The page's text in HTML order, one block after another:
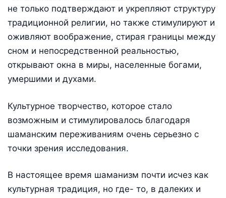
не только подтверждают и укрепляют структуру
традиционной религии, но также стимулируют и
оживляют воображение, стирая границы между
сном и непосредственной реальностью,
открывают окна в миры, населенные богами,
умершими и духами.
Культурное творчество, которое стало
возможным и стимулировалось благодаря
шаманским переживаниям очень серьезно с
точки зрения исследования.
В настоящее время шаманизм почти исчез как
культурная традиция, но где- то, в далеких и